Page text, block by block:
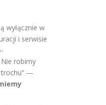
wyłącznie w
i serwisie
robimy
trochu” —